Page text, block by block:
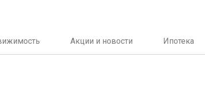
Акции и новости Ипотека